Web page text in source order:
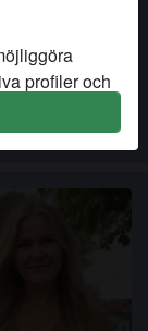
profiler och
Fysiska
Riktiga